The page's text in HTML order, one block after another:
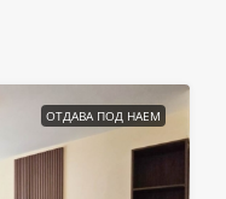
ОТДАВА ПОД НАЕМ